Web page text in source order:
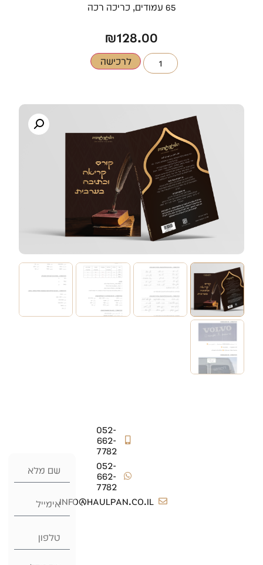
65 עמודים, כריכה רכה
₪128.00
לרכישה
052-
662-
7782
052-
662-
7782
info@haulpan.co.il